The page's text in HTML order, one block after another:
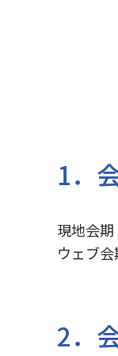
1．
現地会
ウェブ
2．